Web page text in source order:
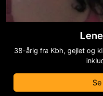
38-årig fra Kbh, gejlet og